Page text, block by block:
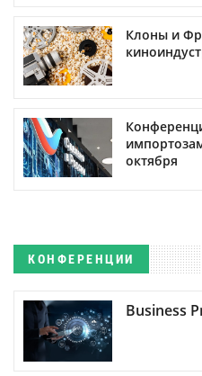
Клоны и
октября
КОНФЕРЕНЦИИ
Business